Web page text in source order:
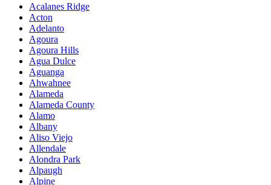
Acalanes Ridge
Acton
Adelanto
Agoura
Agoura Hills
Agua Dulce
Aguanga
Ahwahnee
Alameda
Alameda County
Alamo
Albany
Aliso Viejo
Allendale
Alondra Park
Alpaugh
Alpine